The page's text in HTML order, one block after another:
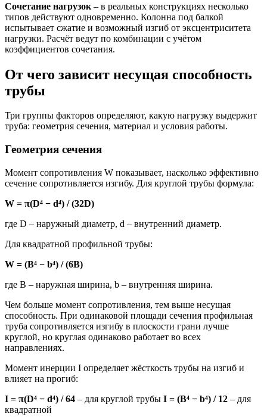
Сочетание нагрузок – в реальных конструкциях несколько
типов действуют одновременно. Колонна под балкой
испытывает сжатие и возможный изгиб от эксцентриситета
нагрузки. Расчёт ведут по комбинации с учётом
коэффициентов сочетания.
От чего зависит несущая способность
трубы
Три группы факторов определяют, какую нагрузку выдержит
труба: геометрия сечения, материал и условия работы.
Геометрия сечения
Момент сопротивления W показывает, насколько эффективно
сечение сопротивляется изгибу. Для круглой трубы формула:
W = π(D⁴ − d⁴) / (32D)
где D – наружный диаметр, d – внутренний диаметр.
Для квадратной профильной трубы:
W = (B⁴ − b⁴) / (6B)
где B – наружная ширина, b – внутренняя ширина.
Чем больше момент сопротивления, тем выше несущая
способность. При одинаковой площади сечения профильная
труба сопротивляется изгибу в плоскости грани лучше
круглой, но круглая одинаково работает во всех
направлениях.
Момент инерции I определяет жёсткость трубы на изгиб и
влияет на прогиб:
I = π(D⁴ − d⁴) / 64 – для круглой трубы I = (B⁴ − b⁴) / 12 – для
квадратной